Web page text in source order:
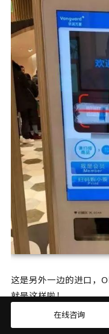
这是另外一边的进口，
就是这样啦！
【免责声明】本文来源
在线咨询